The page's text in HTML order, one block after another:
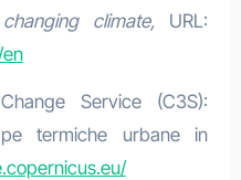
climate, URL:
Service (C3S):
termiche urbane in